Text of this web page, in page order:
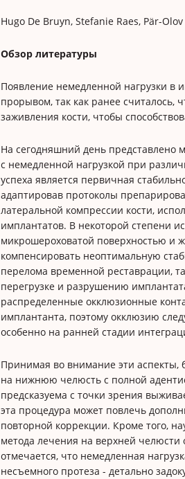
Hugo De Bruyn, Stefanie Raes, Pär-
Обзор литературы
Появление немедленной нагрузки в
прорывом, так как ранее считалось,
заживления кости, чтобы
На сегодняшний день представлено
с немедленной нагрузкой при
успеха является первичная
адаптировав протоколы
латеральной компрессии кости,
имплантатов. В некоторой степени
микрошероховатой поверхностью и
компенсировать неоптимальную
перелома временной реставрации,
перегрузке и разрушению
распределенные окклюзионные
имплантанта, поэтому окклюзию
особенно на ранней стадии
Принимая во внимание эти аспекты,
на нижнюю челюсть с полной
предсказуема с точки зрения
эта процедура может повлечь
повторной коррекции. Кроме того,
метода лечения на верхней челюсти
отмечается, что немедленная
несъемного протеза - детально